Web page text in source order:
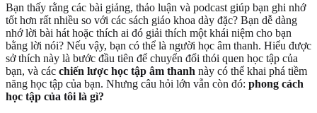
Bạn thấy rằng các bài giảng, thảo luận và podcast giúp bạn ghi nhớ
tốt hơn rất nhiều so với các sách giáo khoa dày đặc? Bạn dễ dàng
nhớ lời bài hát hoặc thích ai đó giải thích một khái niệm cho bạn
bằng lời nói? Nếu vậy, bạn có thể là người học âm thanh. Hiểu được
sở thích này là bước đầu tiên để chuyển đổi thói quen học tập của
bạn, và các chiến lược học tập âm thanh này có thể khai phá tiềm
năng học tập của bạn. Nhưng câu hỏi lớn vẫn còn đó: phong cách
học tập của tôi là gì?